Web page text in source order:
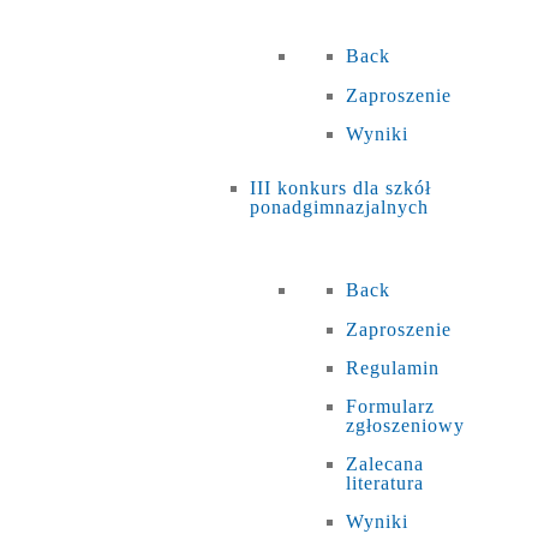
Back
Zaproszenie
Wyniki
III konkurs dla szkół
ponadgimnazjalnych
Back
Zaproszenie
Regulamin
Formularz
zgłoszeniowy
Zalecana
literatura
Wyniki